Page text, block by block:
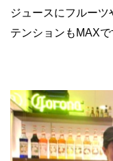
ジュースにフルー
テンションもMAXで